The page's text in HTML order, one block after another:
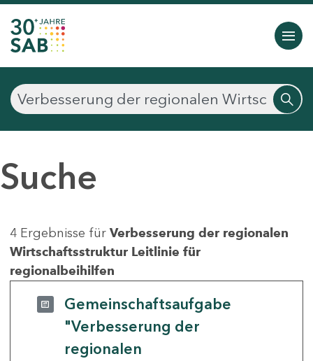
Suche
4 Ergebnisse für Verbesserung der regionalen
Wirtschaftsstruktur Leitlinie für
regionalbeihilfen
Gemeinschaftsaufgabe
"Verbesserung der
regionalen